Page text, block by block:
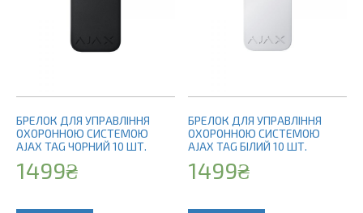
БРЕЛОК ДЛЯ УПРАВЛІННЯ
ОХОРОННОЮ СИСТЕМОЮ
AJAX TAG ЧОРНИЙ 10 ШТ.
1499₴
БРЕЛОК ДЛЯ УПРАВЛІННЯ
ОХОРОННОЮ СИСТЕМОЮ
AJAX TAG БІЛИЙ 10 ШТ.
1499₴